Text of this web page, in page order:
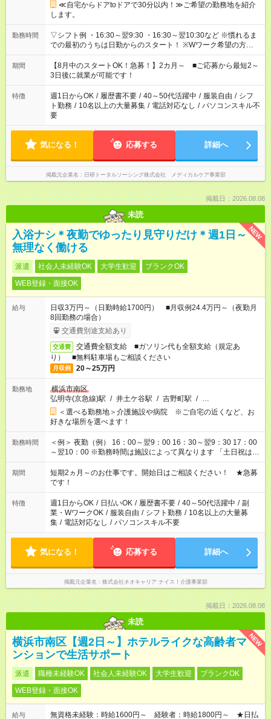
≪自宅からドアtoドアで30分以内！≫ご希望の勤務地を紹介
します。
勤務時間
▽シフト例 ・16:30～翌9:30 ・16:30～翌10:30など ※慣れるま
での最初のうちは日勤からのスタート！ ※Wワーク希望の方へ
今ご覧のお仕事で希望する勤務時間と、もう1つのお仕事の勤務
時間。 合計で週40時間を超える場合は応募できません。
期間
【8月中のスタートOK！急募！】2カ月～ ■ご応募から最短2～
3日後に就業が可能です！
特徴 週1日からOK / 履歴書不要 / 40～50代活躍中 / 服装自由 / シフ
ト勤務 / 10名以上の大量募集 / 電話対応なし / パソコンスキル不
要
気になる！ 応募する 詳細へ
掲載元企業名 日研トータルソーシング株式会社 メディカルケア事業部
掲載日：2026.08.08
未読
NEW
入浴ナシ＊夜勤でゆったり見守りだけ＊週1日～
無理なく働ける
派遣 社会人未経験OK 大学生歓迎
ブランクOK
WEB登録・面接OK
給与
日収3万円～（日勤時給1700円） ■月収例24.4万円～（夜勤月
8回勤務の場合）
交通費別途支給あり
交通費
交通費全額支給 ■ガソリン代も全額支給（規定あ
り） ■無料駐車場もご相談ください
月収例 20～25万円
勤務地
横浜市南区
弘明寺(京急線)駅 / 井土ケ谷駅 / 吉野町駅 / …
＜選べる勤務地＞介護施設や病院 ※ご自宅の近くなど、お
好きな場所を選べます！
勤務時間
＜例＞ 夜勤（例） 16：00～翌9：00 16：30～翌9：30 17：00
～翌10：00 ※勤務時間は施設によって異なります 「土日祝は休
みたい」 「しっかり稼ぎたい」 「もう少し遅い時間から始めた
い」など ご希望にあったお仕事をご案内いたします。 ※未経験
の方の場合は1～2ヶ月間は日中での仕事を経験いただき、 お
仕事に慣れてからの夜勤になります。 ★家庭の都合でお休みが
必要な場合も遠慮なくご相談ください。
期間
短期2ヵ月～のお仕事です。開始日はご相談ください！ ★急募
です！
特徴 週1日からOK / 日払いOK / 履歴書不要 / 40～50代活躍中 / 副
業・WワークOK / 服装自由 / シフト勤務 / 10名以上の大量募
集 / 電話対応なし / パソコンスキル不要
気になる！ 応募する 詳細へ
掲載元企業名 株式会社ネオキャリア ナイス！介護事業部
掲載日：2026.08.08
未読
NEW
横浜市南区【週2日～】ホテルライクな高齢者マ
ンションで生活サポート
派遣 職種未経験OK 社会人未経験OK 大学生歓迎
ブランクOK
WEB登録・面接OK
給与
無資格未経験：時給1600円～ 経験者：時給1800円～ ★日払